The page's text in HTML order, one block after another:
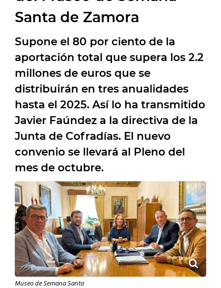
Santa de Zamora
Supone el 80 por ciento de la
aportación total que supera los 2.2
millones de euros que se
distribuirán en tres anualidades
hasta el 2025. Así lo ha transmitido
Javier Faúndez a la directiva de la
Junta de Cofradías. El nuevo
convenio se llevará al Pleno del
mes de octubre.
Museo de Semana Santa